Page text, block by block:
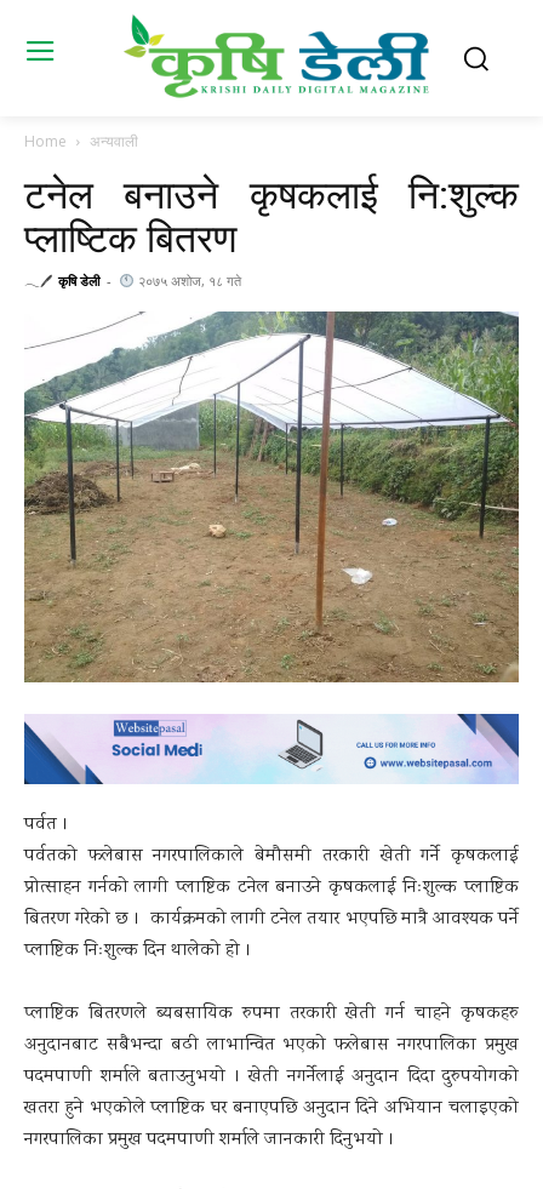
Home अन्यवाली
टनेल बनाउने कृषकलाई नि:शुल्क
प्लाष्टिक बितरण
𓂃🖊 कृषि डेली - २०७५ अशोज, १८ गते
पर्वत ।
पर्वतको फलेबास नगरपालिकाले बेमौसमी तरकारी खेती गर्ने कृषकलाई
प्रोत्साहन गर्नको लागी प्लाष्टिक टनेल बनाउने कृषकलाई निःशुल्क प्लाष्टिक
बितरण गरेको छ । कार्यक्रमको लागी टनेल तयार भएपछि मात्रै आवश्यक पर्ने
प्लाष्टिक निःशुल्क दिन थालेको हो ।
प्लाष्टिक बितरणले ब्यबसायिक रुपमा तरकारी खेती गर्न चाहने कृषकहरु
अनुदानबाट सबैभन्दा बढी लाभान्वित भएको फलेबास नगरपालिका प्रमुख
पदमपाणी शर्माले बताउनुभयो । खेती नगर्नेलाई अनुदान दिदा दुरुपयोगको
खतरा हुने भएकोले प्लाष्टिक घर बनाएपछि अनुदान दिने अभियान चलाइएको
नगरपालिका प्रमुख पदमपाणी शर्माले जानकारी दिनुभयो ।